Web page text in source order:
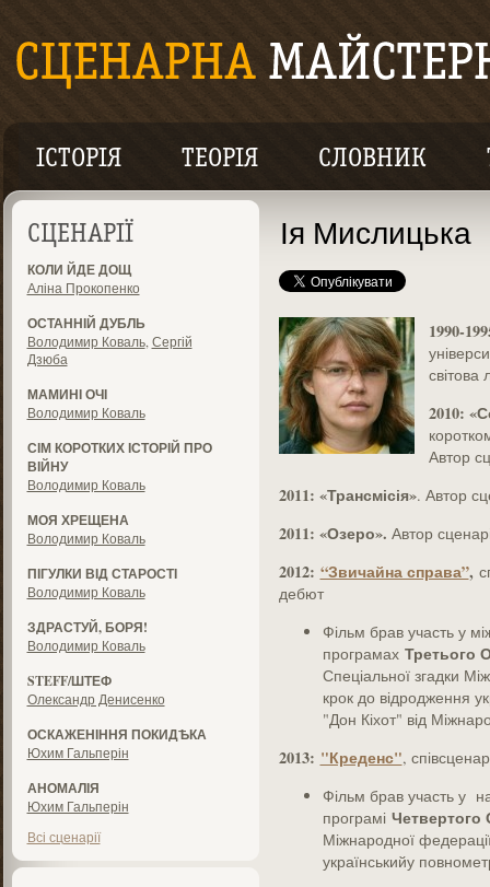
ІСТОРІЯ ТЕОРІЯ СЛОВНИК
СЦЕНАРІЇ
КОЛИ ЙДЕ ДОЩ
Аліна Прокопенко
ОСТАННІЙ ДУБЛЬ
Володимир Коваль, Сергій
Дзюба
МАМИНІ ОЧІ
Володимир Коваль
СІМ КОРОТКИХ ІСТОРІЙ ПРО
ВІЙНУ
Володимир Коваль
МОЯ ХРЕЩЕНА
Володимир Коваль
ПІГУЛКИ ВІД СТАРОСТІ
Володимир Коваль
ЗДРАСТУЙ, БОРЯ!
Володимир Коваль
STEFF/ШТЕФ
Олександр Денисенко
ОСКАЖЕНІННЯ ПОКИДѢКА
Юхим Гальперін
АНОМАЛІЯ
Юхим Гальперін
Всі сценарії
Ія Мислицька
1990-
світова
2010:
Автор
2011: «Трансмісія». Автор
2011: «Озеро». Автор
2012: “Звичайна справа”,
дебют
Фільм брав участь у
програмахТретього
Спеціальної згадки
крок до відродження
"Дон Кіхот" від
2013: "Креденс",
Фільм брав участь у
програмі
Міжнародної
українськийу